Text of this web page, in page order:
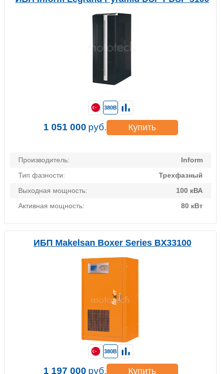
Производитель:
Inform
Тип фазности:
Трехфазный
Выходная мощность:
100 кВА
Активная мощность:
80 кВт
380В
1 051 000 руб. Купить
ИБП Makelsan Boxer Series BX33100
380В
1 197 000 руб. Купить